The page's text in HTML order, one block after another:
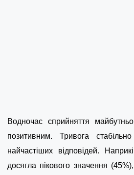
Водночас сприйняття
позитивним. Тривога
найчастіших відповідей.
досягла пікового значення